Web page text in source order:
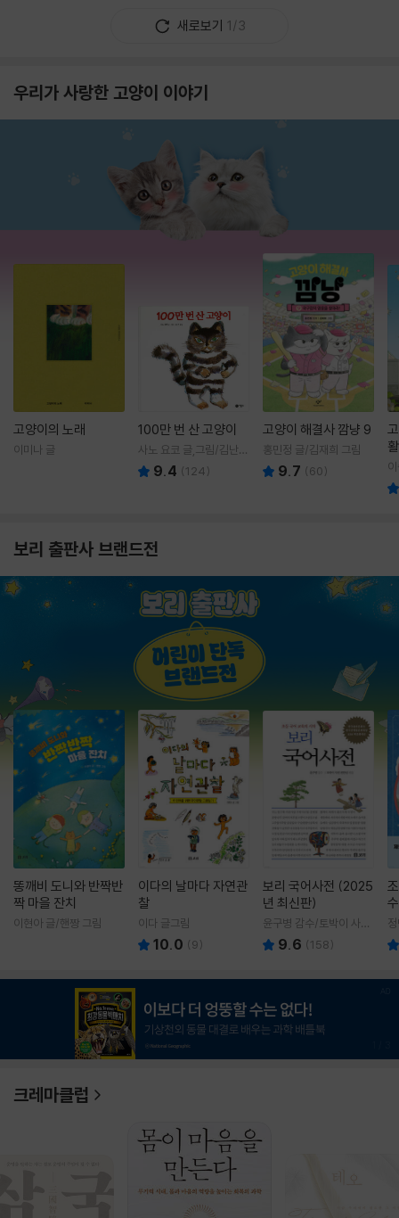
새로보기 1/3
우리가 사랑한 고양이 이야기
고양이의 노래
이미나 글
100만 번 산 고양이
사노 요코 글,그림/김난주
역 9.4 (124)
고양이 해결사 깜냥 9
홍민정 글/김재희 그림
9.7 (60)
보리 출판사 브랜드전
똥깨비 도니와 반짝반
짝 마을 잔치
이현아 글/핸짱 그림
이다의 날마다 자연관
찰
이다 글그림
10.0 (9)
보리 국어사전 (2025
년 최신판)
윤구병 감수/토박이 사전
편찬실 편
9.6 (158)
크레마클럽